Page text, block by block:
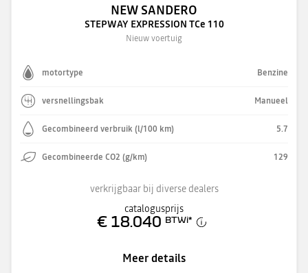
NEW SANDERO
STEPWAY EXPRESSION TCe 110
Nieuw voertuig
motortype Benzine
versnellingsbak Manueel
Gecombineerd verbruik (l/100 km) 5.7
Gecombineerde CO2 (g/km) 129
verkrijgbaar bij diverse dealers
catalogusprijs
€ 18.040 BTWi*
Meer details